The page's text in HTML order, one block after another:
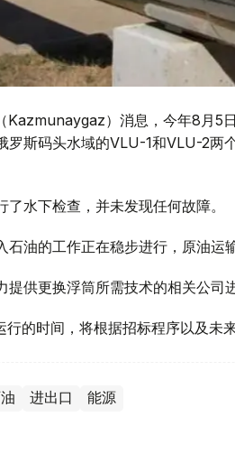
Kazmunaygaz）消息，今年8月5
罗斯码头水域的VLU-1和VLU-2两
水下检查，并未发现任何故障。
油的工作正在稳步进行，原油运
供更换浮筒所需技术的相关公司
的时间，将根据招标程序以及未
进出口 能源